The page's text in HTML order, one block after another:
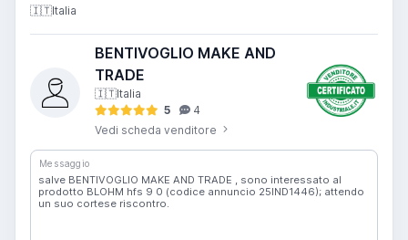
🇮🇹Italia
BENTIVOGLIO MAKE AND
TRADE
🇮🇹Italia
5
4
Vedi scheda venditore
Messaggio